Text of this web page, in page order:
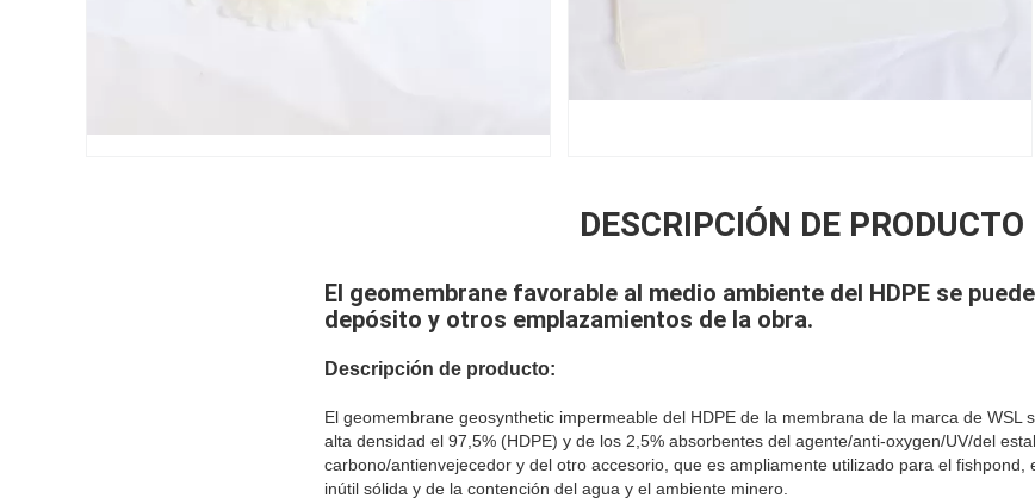
DESCRIPCIÓN DE PRODUCTO
El geomembrane favorable al medio ambiente del HDPE se
depósito y otros emplazamientos de la obra.
Descripción de producto:
El geomembrane geosynthetic impermeable del HDPE de la membrana de la marca de WSL
alta densidad el 97,5% (HDPE) y de los 2,5% absorbentes del agente/anti-oxygen/UV/del
carbono/antienvejecedor y del otro accesorio, que es ampliamente utilizado para el fishpond,
inútil sólida y de la contención del agua y el ambiente minero.